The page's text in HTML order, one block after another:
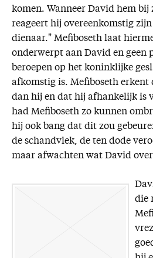
komen. Wanneer David hem bij
reageert hij overeenkomstig
dienaar." Mefiboseth laat
onderwerpt aan David en geen
beroepen op het koninklijke
afkomstig is. Mefiboseth erkent
dan hij en dat hij afhankelijk is
had Mefiboseth zo kunnen
hij ook bang dat dit zou
de schandvlek, de ten dode
maar afwachten wat David
die